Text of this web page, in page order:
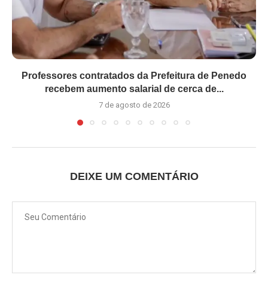
Professores contratados da Prefeitura de Penedo
recebem aumento salarial de cerca de...
7 de agosto de 2026
DEIXE UM COMENTÁRIO